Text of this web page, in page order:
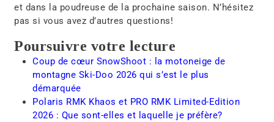
et dans la poudreuse de la prochaine saison. N’hésitez
pas si vous avez d’autres questions!
Poursuivre votre lecture
Coup de cœur SnowShoot : la motoneige de
montagne Ski-Doo 2026 qui s’est le plus
démarquée
Polaris RMK Khaos et PRO RMK Limited-Edition
2026 : Que sont-elles et laquelle je préfère?